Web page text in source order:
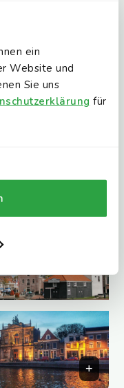
ein
Website und
Sie uns
für
schöne Gassen
Tag nach
weniger überlaufen
von